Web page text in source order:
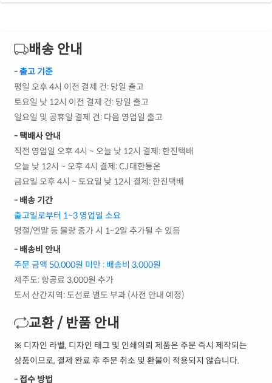
배송 안내
- 출고 기준
평일 오후 4시 이전 결제 건: 당일 출고
토요일 낮 12시 이전 결제 건: 당일 출고
일요일 및 공휴일 결제 건: 다음 영업일 출고
- 택배사 안내
직전 영업일 오후 4시 ~ 오늘 낮 12시 결제: 한진택배
오늘 낮 12시 ~ 오후 4시 결제: CJ대한통운
금요일 오후 4시 ~ 토요일 낮 12시 결제: 한진택배
- 배송 기간
출고일로부터 1~3 영업일 소요
명절/연말 등 물량 증가 시 1~2일 추가될 수 있음
- 배송비 안내
주문 금액 50,000원 미만 : 배송비 3,000원
제주도: 항공료 3,000원 추가
도서 산간지역: 도선료 별도 부과 (사전 안내 예정)
교환 / 반품 안내
※ 디자인 라벨, 디자인 태그 및 인쇄의뢰 제품은 주문 즉시 제작되는
상품이므로, 결제 완료 후 주문 취소 및 환불이 적용되지 않습니다.
- 접수 방법